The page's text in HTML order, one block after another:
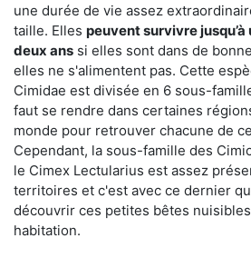
une durée de vie assez
taille. Elles peuvent survivre
deux ans si elles sont dans de
elles ne s'alimentent pas. Cette
Cimidae est divisée en 6 sous-
faut se rendre dans certaines
monde pour retrouver chacune de
Cependant, la sous-famille des
le Cimex Lectularius est assez
territoires et c'est avec ce dernier
découvrir ces petites bêtes
habitation.